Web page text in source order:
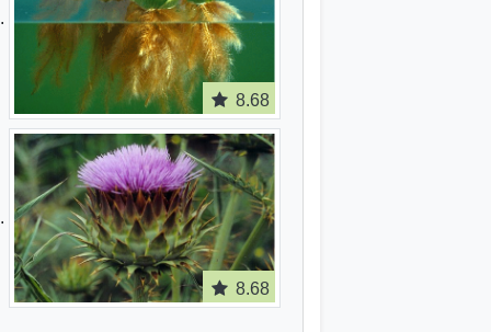
8.68
8.68